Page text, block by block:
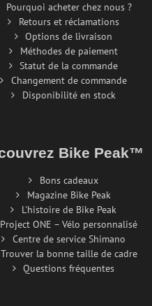
Pourquoi acheter chez nous ?
Retours et réclamations
Options de livraison
Méthodes de paiement
Statut de la commande
Changement de commande
Disponibilité en stock
Bike Peak™
Bons cadeaux
Magazine Bike Peak
L'histoire de Bike Peak
Project ONE – Vélo personnalisé
Centre de service Shimano
Trouver la bonne taille de cadre
Questions fréquentes